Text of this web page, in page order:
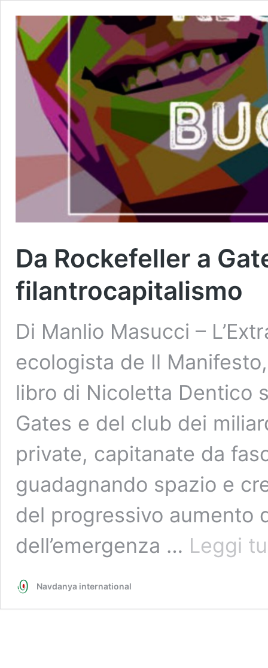
Da Rockefeller a
filantrocapitalismo
Di Manlio Masucci –
ecologista de Il
libro di Nicoletta Dentico
Gates e del club dei
private, capitanate da
guadagnando spazio e
del progressivo aumento
dell’emergenza … Leggi
Navdanya international